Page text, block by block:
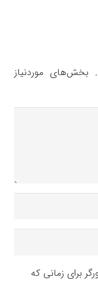
بخش‌های موردنیاز
برای زمانی که